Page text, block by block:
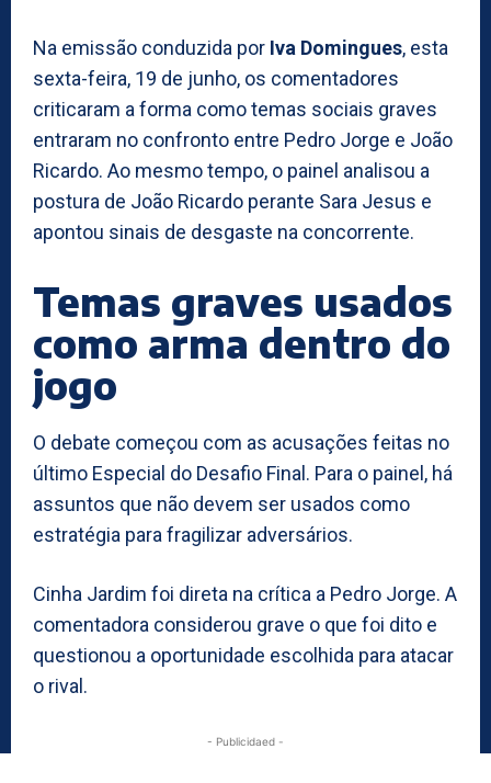
Na emissão conduzida por Iva Domingues, esta
sexta-feira, 19 de junho, os comentadores
criticaram a forma como temas sociais graves
entraram no confronto entre Pedro Jorge e João
Ricardo. Ao mesmo tempo, o painel analisou a
postura de João Ricardo perante Sara Jesus e
apontou sinais de desgaste na concorrente.
Temas graves usados
como arma dentro do
jogo
O debate começou com as acusações feitas no
último Especial do Desafio Final. Para o painel, há
assuntos que não devem ser usados como
estratégia para fragilizar adversários.
Cinha Jardim foi direta na crítica a Pedro Jorge. A
comentadora considerou grave o que foi dito e
questionou a oportunidade escolhida para atacar
o rival.
- Publicidaed -